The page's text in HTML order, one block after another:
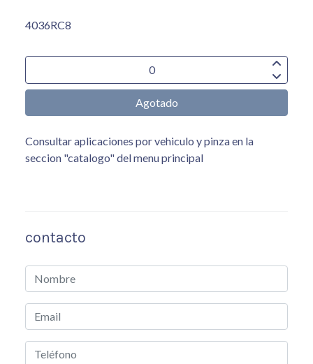
4036RC8
Agotado
Consultar aplicaciones por vehiculo y pinza en la
seccion "catalogo" del menu principal
contacto